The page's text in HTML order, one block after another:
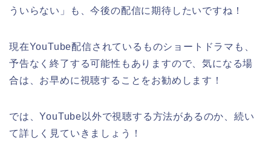
ういらない」
も 、今後の配信に期待したいですね！
現在YouTube配信されているものショートドラマも、
予告なく終了する可能性もありますので、気になる場
合は、お早めに視聴することをお勧めします！
では、YouTube以外で視聴する方法があるのか、続い
て詳しく見ていきましょう！